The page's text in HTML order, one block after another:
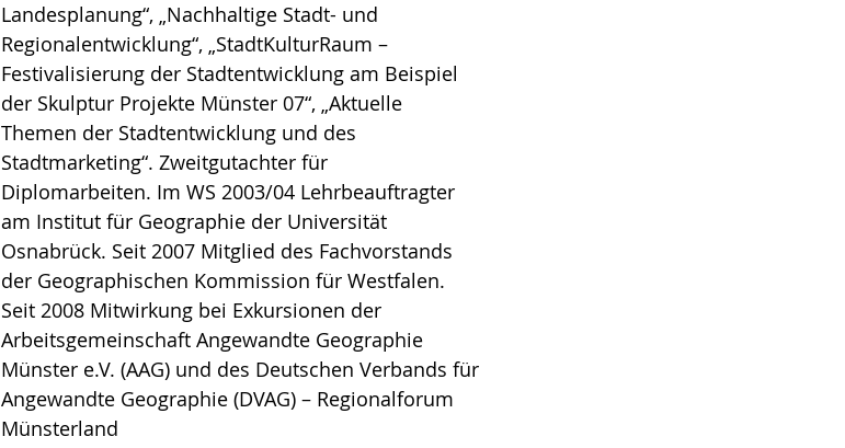
Landesplanung“, „Nachhaltige Stadt- und
Regionalentwicklung“, „StadtKulturRaum –
Festivalisierung der Stadtentwicklung am Beispiel
der Skulptur Projekte Münster 07“, „Aktuelle
Themen der Stadtentwicklung und des
Stadtmarketing“. Zweitgutachter für
Diplomarbeiten. Im WS 2003/04 Lehrbeauftragter
am Institut für Geographie der Universität
Osnabrück. Seit 2007 Mitglied des Fachvorstands
der Geographischen Kommission für Westfalen.
Seit 2008 Mitwirkung bei Exkursionen der
Arbeitsgemeinschaft Angewandte Geographie
Münster e.V. (AAG) und des Deutschen Verbands für
Angewandte Geographie (DVAG) – Regionalforum
Münsterland